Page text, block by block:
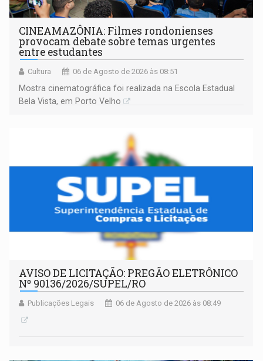
CINEAMAZÔNIA: Filmes rondonienses
provocam debate sobre temas urgentes
entre estudantes
Cultura 06 de Agosto de 2026 às 08:51
Mostra cinematográfica foi realizada na Escola Estadual
Bela Vista, em Porto Velho
AVISO DE LICITAÇÃO: PREGÃO ELETRÔNICO
Nº 90136/2026/SUPEL/RO
Publicações Legais 06 de Agosto de 2026 às 08:49